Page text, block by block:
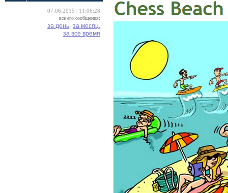
07.06.2015 | 11:06:28
все его сообщения:
за день, за месяц,
за все время